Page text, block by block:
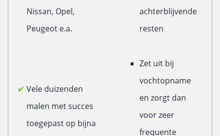
Nissan, Opel,
Peugeot e.a.
achterblijvende
resten
Vele duizenden
malen met succes
toegepast op bijna
Zet uit bij
vochtopname
en zorgt dan
voor zeer
frequente